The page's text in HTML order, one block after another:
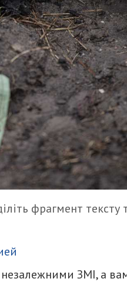
фрагмент тексту
ЗМІ, а